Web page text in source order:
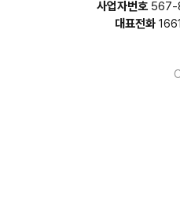
사업자번호567-
대표전화